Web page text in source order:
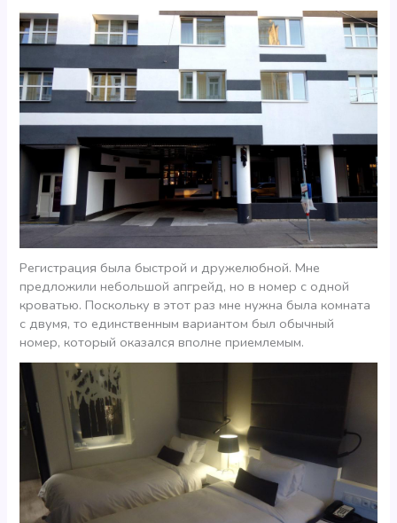
Регистрация была быстрой и дружелюбной. Мне
предложили небольшой апгрейд, но в номер с одной
кроватью. Поскольку в этот раз мне нужна была комната
с двумя, то единственным вариантом был обычный
номер, который оказался вполне приемлемым.